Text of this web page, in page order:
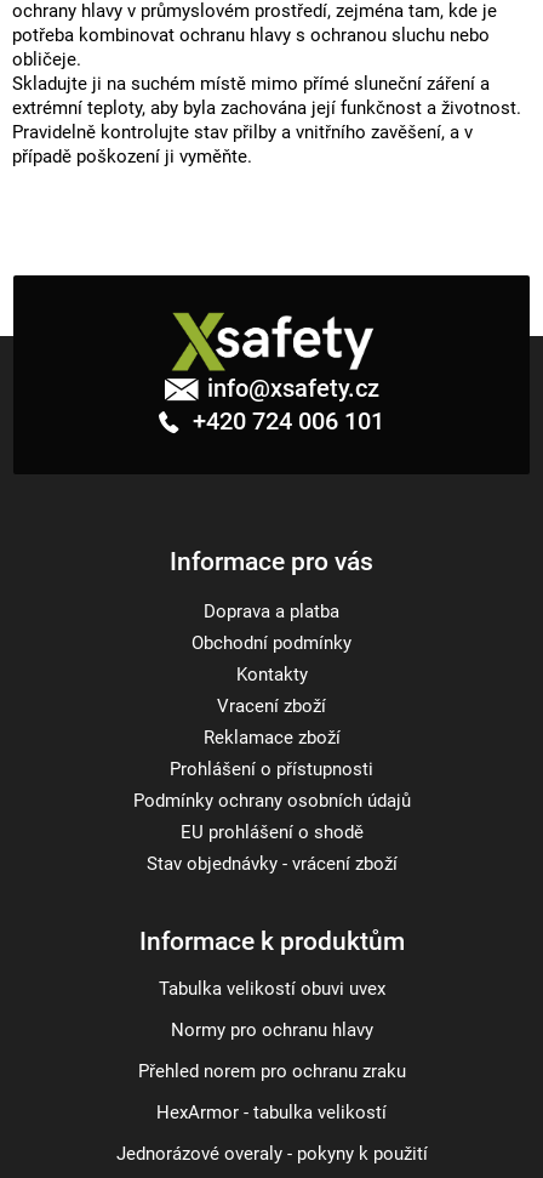
ochrany hlavy v průmyslovém prostředí, zejména tam, kde je
potřeba kombinovat ochranu hlavy s ochranou sluchu nebo
obličeje.
Skladujte ji na suchém místě mimo přímé sluneční záření a
extrémní teploty, aby byla zachována její funkčnost a životnost.
Pravidelně kontrolujte stav přilby a vnitřního zavěšení, a v
případě poškození ji vyměňte.
info@xsafety.cz
+420 724 006 101
Informace pro vás
Doprava a platba
Obchodní podmínky
Kontakty
Vracení zboží
Reklamace zboží
Prohlášení o přístupnosti
Podmínky ochrany osobních údajů
EU prohlášení o shodě
Stav objednávky - vrácení zboží
Informace k produktům
Tabulka velikostí obuvi uvex
Normy pro ochranu hlavy
Přehled norem pro ochranu zraku
HexArmor - tabulka velikostí
Jednorázové overaly - pokyny k použití